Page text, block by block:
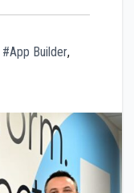
#App Builder,